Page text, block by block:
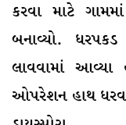
કરવા માટે
બનાવ્યો.
લાવવામાં આવ્યા
ઓપરેશન હાથ